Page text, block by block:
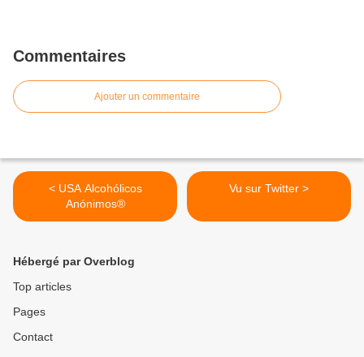
Commentaires
Ajouter un commentaire
< USA Alcohólicos
Anónimos®
Vu sur Twitter >
Hébergé par Overblog
Top articles
Pages
Contact